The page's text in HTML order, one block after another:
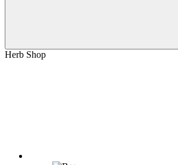
Herb Shop